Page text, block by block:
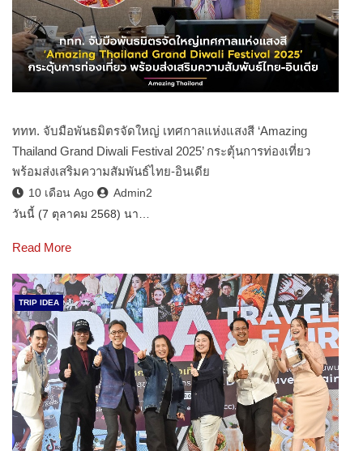
ททท. จับมือพันธมิตรจัดใหญ่ เทศกาลแห่งแสงสี ‘Amazing
Thailand Grand Diwali Festival 2025’ กระตุ้นการท่องเที่ยว
พร้อมส่งเสริมความสัมพันธ์ไทย-อินเดีย
10 เดือน Ago
Admin2
วันนี้ (7 ตุลาคม 2568) นา…
Read More
TRIP IDEA